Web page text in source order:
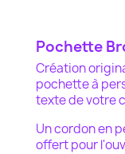
Pochette
Création
pochette à
texte de votre
Un cordon en
offert pour